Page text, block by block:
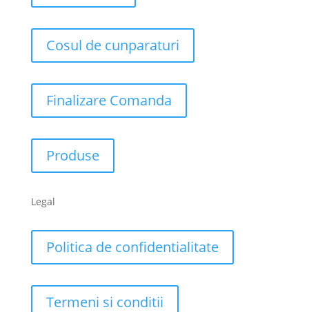
Cosul de cunparaturi
Finalizare Comanda
Produse
Legal
Politica de confidentialitate
Termeni si conditii